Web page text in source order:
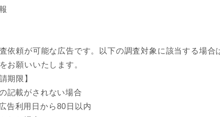
依頼が可能な広告です。以下の調査対象に該当する場合
お願いいたします。
期限】
記載がされない場合
告利用日から80日以内